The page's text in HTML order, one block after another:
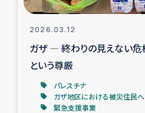
民際教
令和6年能登半島
2026.03.12
ガザ ― 終わりの見えない危
という尊厳
パレスチナ
ガザ地区における被災住民
緊急支援事業